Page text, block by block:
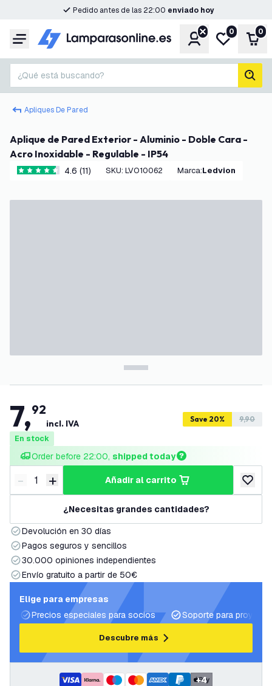
Pedido antes de las 22:00 enviado hoy
Menú CuentaMi lista de
0 0
¿Qué está buscando?
Apliques De Pared
Aplique de Pared Exterior - Aluminio - Doble Cara -
Acro Inoxidable - Regulable - IP54
4.6 estrellas de puntuación
4.6 (11) SKU: LVO10062 Marca: Ledvion
7,92
incl. IVA Save 20% 9,90
En stock
Order before 22:00, shipped today
Disminuir cantidad
- Aumentar cantidad
+ añadir al carrito
añadir
¿Necesitas grandes cantidades?
Devolución en 30 días
Pagos seguros y sencillos
30.000 opiniones independientes
Envío gratuito a partir de 50€
Elige para empresas
Precios especiales para socios
Soporte para
Descubre más
+4